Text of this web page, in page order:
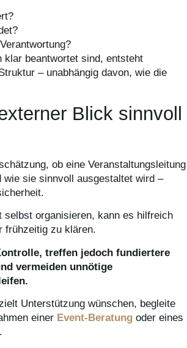
klar beantwortet sind, entsteht
– unabhängig davon, wie die
Blick sinnvoll
ob eine Veranstaltungsleitung
wie sie sinnvoll ausgestaltet wird –
selbst organisieren, kann es hilfreich
frühzeitig zu klären.
treffen jedoch fundiertere
vermeiden unnötige
Unterstützung wünschen, begleite
einer Event-Beratung oder eines
.